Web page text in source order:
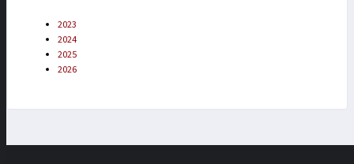
2023
2024
2025
2026